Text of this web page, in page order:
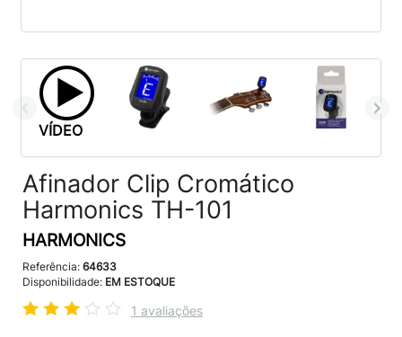
VÍDEO
Afinador Clip Cromático
Harmonics TH-101
HARMONICS
Referência: 64633
Disponibilidade: EM ESTOQUE
1 avaliações